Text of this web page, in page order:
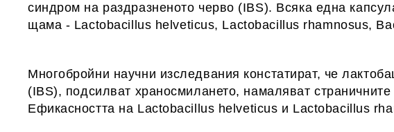
синдром на раздразненото черво (IBS). Всяка една
щама - Lactobacillus helveticus, Lactobacillus rhamnosus,
Многобройни научни изследвания констатират, че
(IBS), подсилват храносмилането, намаляват
Ефикасността на Lactobacillus helveticus и Lactobacillus